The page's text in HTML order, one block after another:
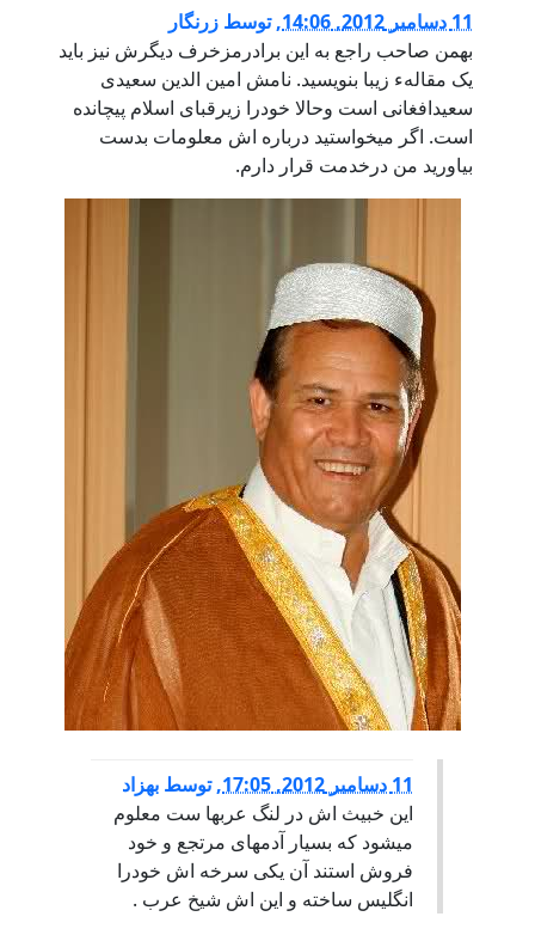
11 دسامبر 2012, 14:06 ,توسط زرنگار
بهمن صاحب راجع به این برادرمزخرف دیگرش نیز باید
یک مقالهء زیبا بنویسید. نامش امین الدین سعیدی
سعیدافغانی است وحالا خودرا زیرقبای اسلام پیچانده
است. اگر میخواستید درباره اش معلومات بدست
بیاورید من درخدمت قرار دارم.
11 دسامبر 2012, 17:05 ,توسط بهزاد
این خبیث اش در لنگ عربها ست معلوم
میشود که بسیار آدمهای مرتجع و خود
فروش استند آن یکی سرخه اش خودرا
انگلیس ساخته و این اش شیخ عرب .